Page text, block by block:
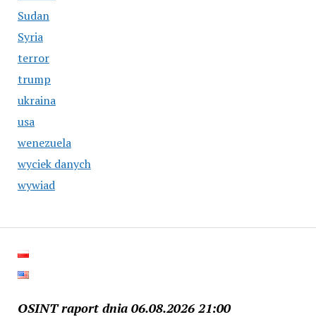
Sudan
Syria
terror
trump
ukraina
usa
wenezuela
wyciek danych
wywiad
OSINT raport dnia 06.08.2026 21:00